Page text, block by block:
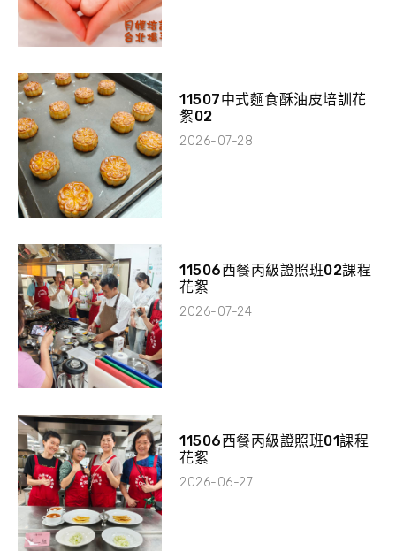
11507中式麵食酥油皮培訓花
絮02
2026-07-28
11506西餐丙級證照班02課程
花絮
2026-07-24
11506西餐丙級證照班01課程
花絮
2026-06-27